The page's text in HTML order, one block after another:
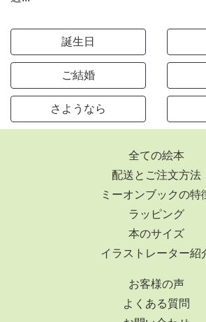
誕生日
ご結婚
さようなら
全ての絵本
配送とご注文方法
ミーオンブックの特
ラッピング
本のサイズ
イラストレーター紹
お客様の声
よくある質問